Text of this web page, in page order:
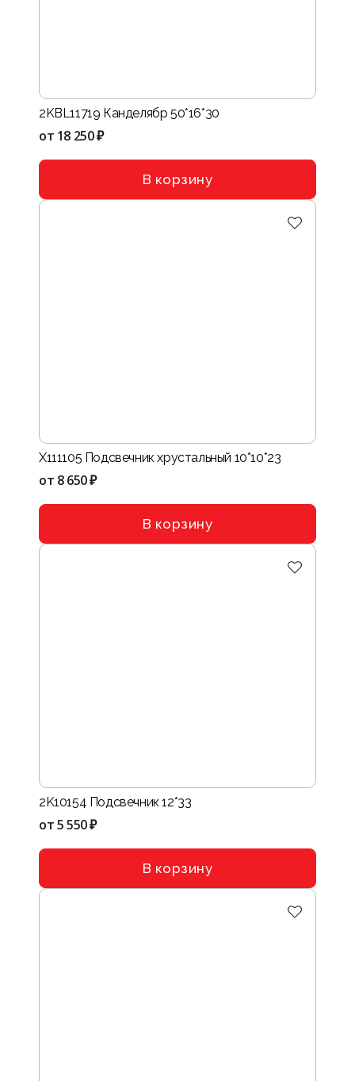
2KBL11719 Канделябр 50*16*30
от 18 250 ₽
В корзину
Х111105 Подсвечник хрустальный 10*10*23
от 8 650 ₽
В корзину
2K10154 Подсвечник 12*33
от5 550 ₽
В корзину